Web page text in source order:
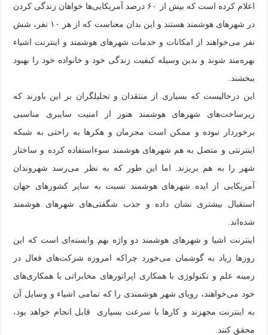
اعلام کرده است که بیش از ۶۰ درصد آمریکایی‌ها خواهان زندگی کردن
در شهرهای هوشمند هستند و این بدان معناست که از هر ۱۰ نفر، شش
نفر می‌خواهند از امکانات و خدمات شهرهای هوشمند و اینترنت اشیاء
بهره‌مند شوند و بدین وسیله کیفیت زندگی خود و خانواده خود را بهبود
ببخشند.
این درحالیست که بسیاری از منتقدان و تحلیلگران بر این باورند که
زیرساخت‌های شهرهای هوشمند هنوز از امنیت سایبری مناسبی
برخوردار نبوده و ممکن است مجرمان و هکرها به راحتی به شبکه
اینترنتی و متصل به هم شهرهای هوشمند سوءاستفاده کرده و ساختار
شهر را به هم بریزند. اما این طور که به نظر می‌رسد شهروندان
آمریکایی از ایده شهرهای هوشمند نسبت به سایر کشورهای جهان
استقبال بیشتری نشان داده و جذب شگفتی‌های شهرهای هوشمند
شده‌اند.
اینترنت اشیا و شهرهای هوشمند دو واژه بهم وابسته‌ای است که این
روزها زیاد به گوشمان می‌خورد چراکه امروزه شرکت‌های فعال در
زمینه علم و تکنولوژی با همکاری اپراتورهای مخابراتی با همکاری‌های
خود می‌خواهند، رویای شهر هوشمندی را که تمامی اشیاء و وسایل آن
به اینترنت مجهزند و کارها با سرعت بسیاری قابل انجام خواهد بود،
محقق کنند.